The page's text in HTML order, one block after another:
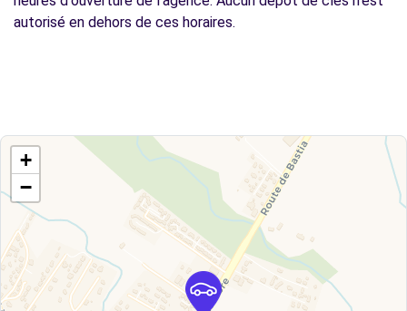
autorisé en dehors de ces horaires.
+
−